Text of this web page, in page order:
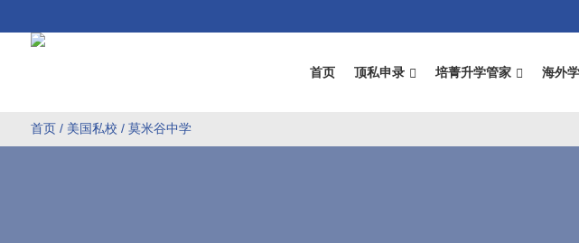
首页 顶私申录 培菁升学管家 海外
首页/ 美国私校 / 莫米谷中学